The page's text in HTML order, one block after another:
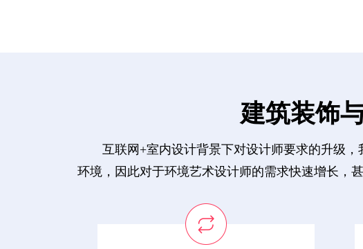
建筑装饰
互联网+室内设计背景下对设计师要求的升级
环境，因此对于环境艺术设计师的需求快速增长，